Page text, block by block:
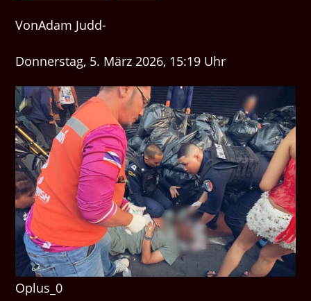
VonAdam Judd-
Donnerstag, 5. März 2026, 15:19 Uhr
Oplus_0